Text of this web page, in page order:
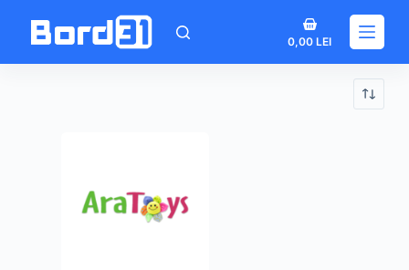
Coș
de
cumpărături
0,00LEI